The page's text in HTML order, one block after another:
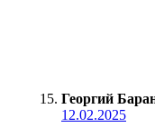
Георгий
12.02.2025